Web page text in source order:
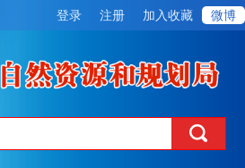
登录 注册 加入收藏 微博